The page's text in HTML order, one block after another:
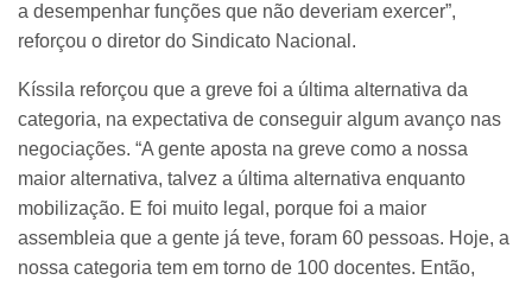
a desempenhar funções que não deveriam exercer”,
reforçou o diretor do Sindicato Nacional.
Kíssila reforçou que a greve foi a última alternativa da
categoria, na expectativa de conseguir algum avanço nas
negociações. “A gente aposta na greve como a nossa
maior alternativa, talvez a última alternativa enquanto
mobilização. E foi muito legal, porque foi a maior
assembleia que a gente já teve, foram 60 pessoas. Hoje, a
nossa categoria tem em torno de 100 docentes. Então,